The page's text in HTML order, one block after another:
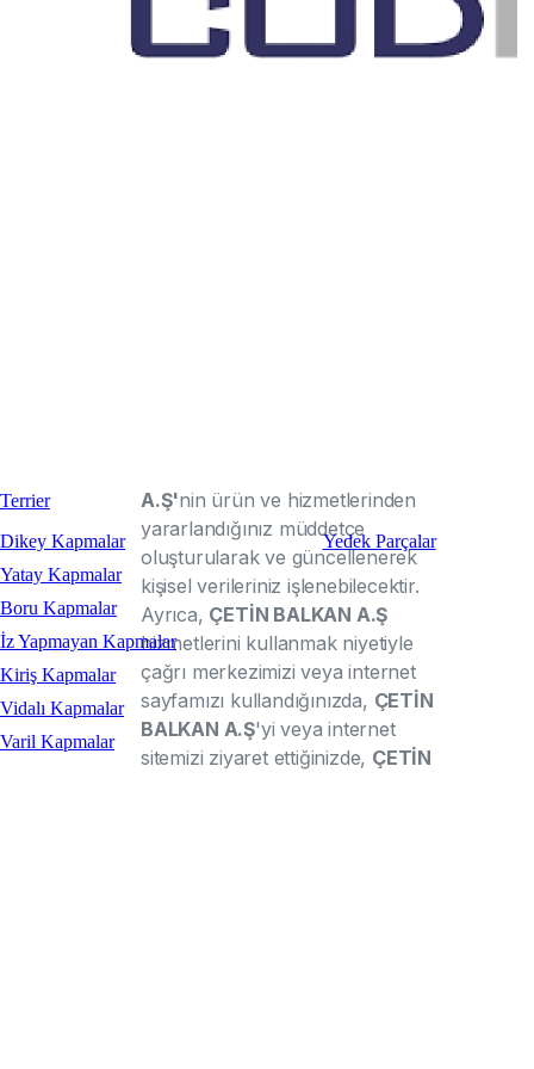
Terrier
Dikey Kapmalar
Yatay Kapmalar
Boru Kapmalar
İz Yapmayan Kapmalar
Kiriş Kapmalar
Vidalı Kapmalar
Varil Kapmalar
Yedek Parçalar
A.Ş'nin ürün ve hizmetlerinden
yararlandığınız müddetçe
oluşturularak ve güncellenerek
kişisel verileriniz işlenebilecektir.
Ayrıca, ÇETİN BALKAN A.Ş
hizmetlerini kullanmak niyetiyle
çağrı merkezimizi veya internet
sayfamızı kullandığınızda, ÇETİN
BALKAN A.Ş'yi veya internet
sitemizi ziyaret ettiğinizde, ÇETİN